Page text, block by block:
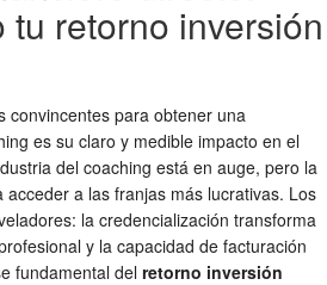
tu retorno inversión
convincentes para obtener una
es su claro y medible impacto en el
del coaching está en auge, pero la
a las franjas más lucrativas. Los
la credencialización transforma
y la capacidad de facturación
fundamental del retorno inversión